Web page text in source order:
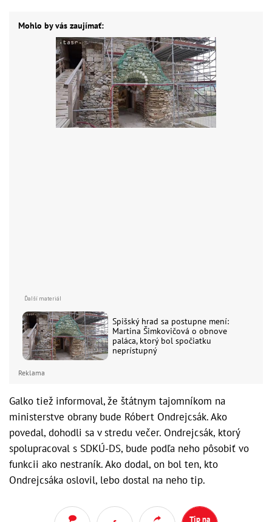
Mohlo by vás zaujímať:
Spišský hrad sa postupne mení:
Martina Šimkovičová o obnove
paláca, ktorý bol spočiatku
neprístupný
Reklama
Galko tiež informoval, že štátnym tajomníkom na
ministerstve obrany bude Róbert Ondrejcsák. Ako
povedal, dohodli sa v stredu večer. Ondrejcsák, ktorý
spolupracoval s SDKÚ-DS, bude podľa neho pôsobiť vo
funkcii ako nestraník. Ako dodal, on bol ten, kto
Ondrejcsáka oslovil, lebo dostal na neho tip.
Tip na